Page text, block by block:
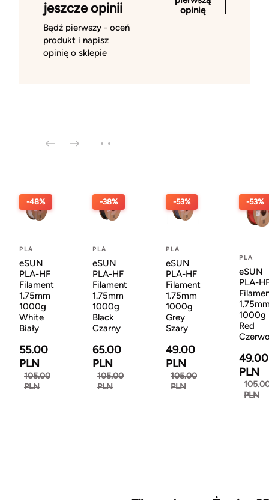
jeszcze opinii
Bądź pierwszy - oceń
produkt i napisz
opinię o sklepie
opinię
-48%
PLA
eSUN
PLA-HF
Filament
1.75mm
1000g
White
Biały
55.00
PLN
105.00
PLN
-38%
PLA
eSUN
PLA-HF
Filament
1.75mm
1000g
Black
Czarny
65.00
PLN
105.00
PLN
-53%
PLA
eSUN
PLA-HF
Filament
1.75mm
1000g
Grey
Szary
49.00
PLN
105.00
PLN
-53%
PLA
eSUN
PLA-
1000g
Red
49.00
PLN
PLN